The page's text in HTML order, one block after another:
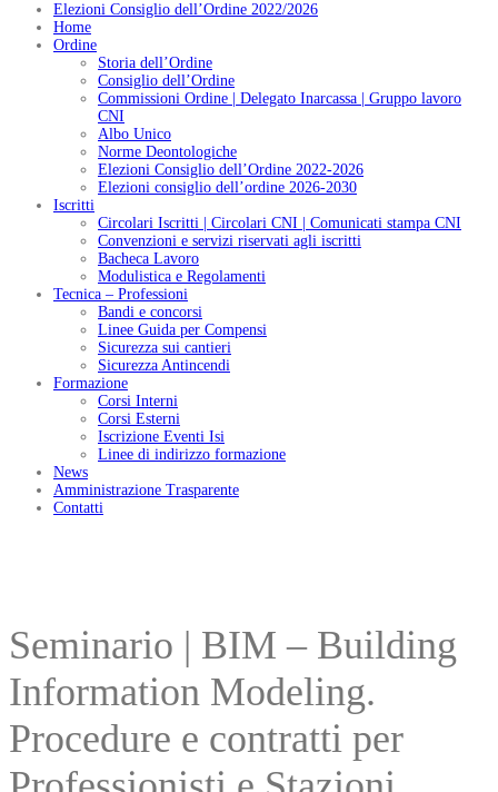
Elezioni Consiglio dell’Ordine 2022/2026
Home
Ordine
Storia dell’Ordine
Consiglio dell’Ordine
Commissioni Ordine | Delegato Inarcassa | Gruppo lavoro
CNI
Albo Unico
Norme Deontologiche
Elezioni Consiglio dell’Ordine 2022-2026
Elezioni consiglio dell’ordine 2026-2030
Iscritti
Circolari Iscritti | Circolari CNI | Comunicati stampa CNI
Convenzioni e servizi riservati agli iscritti
Bacheca Lavoro
Modulistica e Regolamenti
Tecnica – Professioni
Bandi e concorsi
Linee Guida per Compensi
Sicurezza sui cantieri
Sicurezza Antincendi
Formazione
Corsi Interni
Corsi Esterni
Iscrizione Eventi Isi
Linee di indirizzo formazione
News
Amministrazione Trasparente
Contatti
Seminario | BIM – Building
Information Modeling.
Procedure e contratti per